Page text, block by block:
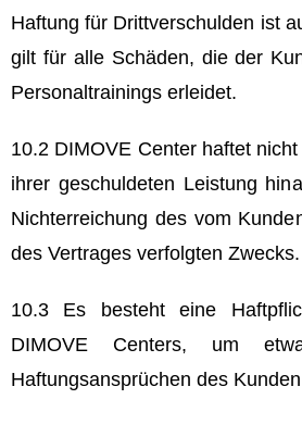
Haftung für Drittverschulden ist
gilt für alle Schäden, die der
Personaltrainings erleidet.
10.2 DIMOVE Center haftet
ihrer geschuldeten Leistung
Nichterreichung des vom
des Vertrages verfolgten Zwecks.
10.3 Es besteht eine
DIMOVE Centers, um
Haftungsansprüchen des